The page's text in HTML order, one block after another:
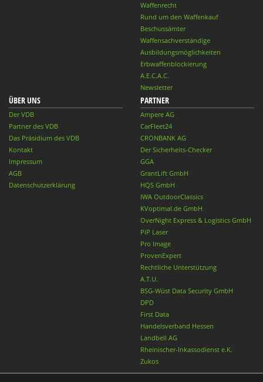
Waffenrecht
Rund um den Waffenkauf
Beschussämter
Waffensachverständige
Ausbildungsmöglichkeiten
Erbwaffenblockierung
A.E.C.A.C.
Newsletter
ÜBER UNS
Der VDB
Partner des VDB
Das Präsidium des VDB
Kontakt
Impressum
AGB
Datenschutzerklärung
PARTNER
Ampere AG
CarFleet24
CRONBANK AG
Der Sicherheits-Checker
GGA
GrantLift GmbH
HQS GmbH
IWA OutdoorClassics
KVoptimal.de GmbH
OverNight Express & Logistics GmbH
PiP Laser
Pro Image
ProvenExpert
Rechtliche Unterstützung
A.T.U.
BSG-Wüst Data Security GmbH
DPD
First Data
Handelsverband Hessen
Landbell AG
Rheinischer-Inkassodienst e.K.
Zukos